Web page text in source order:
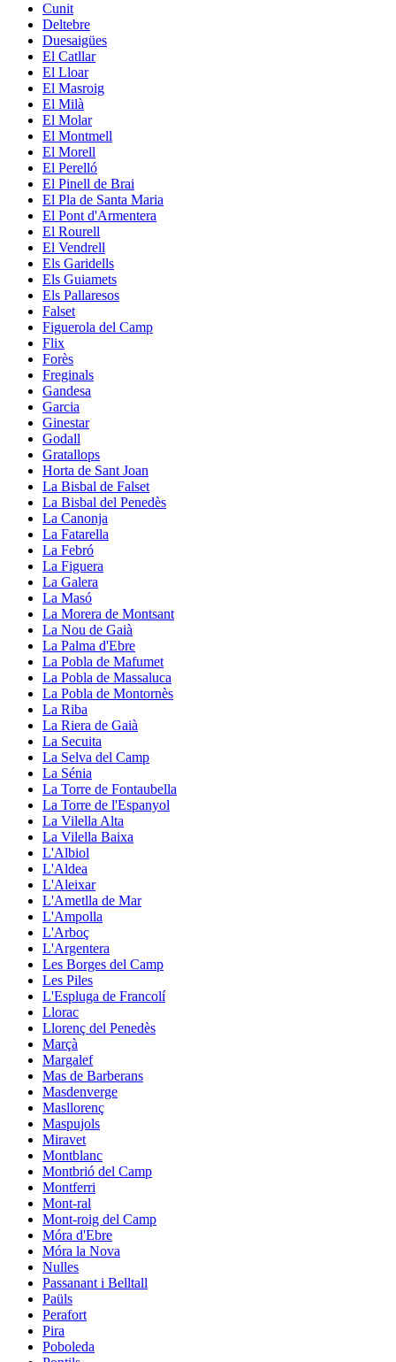
Cunit
Deltebre
Duesaigües
El Catllar
El Lloar
El Masroig
El Milà
El Molar
El Montmell
El Morell
El Perelló
El Pinell de Brai
El Pla de Santa Maria
El Pont d'Armentera
El Rourell
El Vendrell
Els Garidells
Els Guiamets
Els Pallaresos
Falset
Figuerola del Camp
Flix
Forès
Freginals
Gandesa
Garcia
Ginestar
Godall
Gratallops
Horta de Sant Joan
La Bisbal de Falset
La Bisbal del Penedès
La Canonja
La Fatarella
La Febró
La Figuera
La Galera
La Masó
La Morera de Montsant
La Nou de Gaià
La Palma d'Ebre
La Pobla de Mafumet
La Pobla de Massaluca
La Pobla de Montornès
La Riba
La Riera de Gaià
La Secuita
La Selva del Camp
La Sénia
La Torre de Fontaubella
La Torre de l'Espanyol
La Vilella Alta
La Vilella Baixa
L'Albiol
L'Aldea
L'Aleixar
L'Ametlla de Mar
L'Ampolla
L'Arboç
L'Argentera
Les Borges del Camp
Les Piles
L'Espluga de Francolí
Llorac
Llorenç del Penedès
Marçà
Margalef
Mas de Barberans
Masdenverge
Masllorenç
Maspujols
Miravet
Montblanc
Montbrió del Camp
Montferri
Mont-ral
Mont-roig del Camp
Móra d'Ebre
Móra la Nova
Nulles
Passanant i Belltall
Paüls
Perafort
Pira
Poboleda